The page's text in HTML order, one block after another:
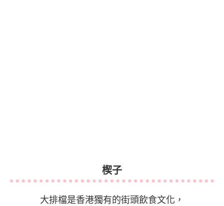
楔子
大排檔是香港獨有的街頭飲食文化，